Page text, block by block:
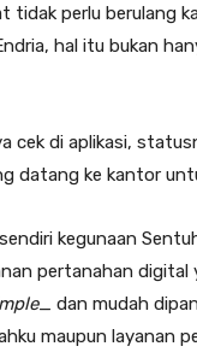
tidak perlu berulang
hal itu bukan
cek di aplikasi,
datang ke kantor
kegunaan
pertanahan digital
_ dan mudah
maupun layanan